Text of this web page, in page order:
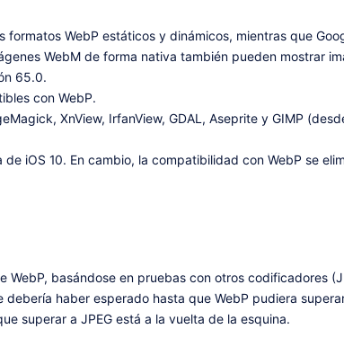
WebP estáticos y dinámicos, mientras que
WebM de forma nativa también pueden mostrar
65.0.
con WebP.
XnView, IrfanView, GDAL, Aseprite y GIMP
iOS 10. En cambio, la compatibilidad con WebP se
basándose en pruebas con otros codificadores
haber esperado hasta que WebP pudiera
superar a JPEG está a la vuelta de la esquina.